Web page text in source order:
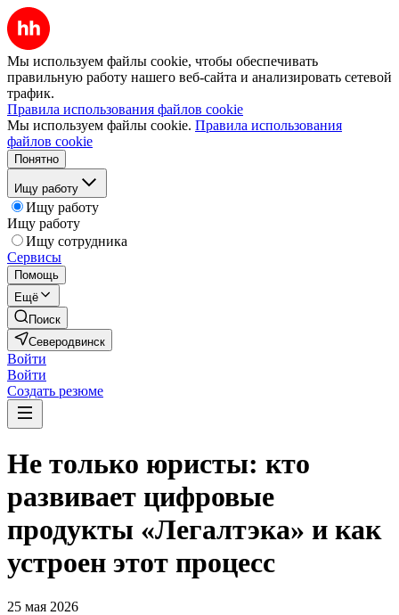
Мы используем файлы cookie, чтобы обеспечивать
правильную работу нашего веб-сайта и анализировать сетевой
трафик.
Правила использования файлов cookie
Мы используем файлы cookie. Правила использования
файлов cookie
Понятно
Ищу работу
Ищу работу
Ищу работу
Ищу сотрудника
Сервисы
Помощь
Ещё
Поиск
Северодвинск
Войти
Войти
Создать резюме
Не только юристы: кто
развивает цифровые
продукты «Легалтэка» и как
устроен этот процесс
25 мая 2026